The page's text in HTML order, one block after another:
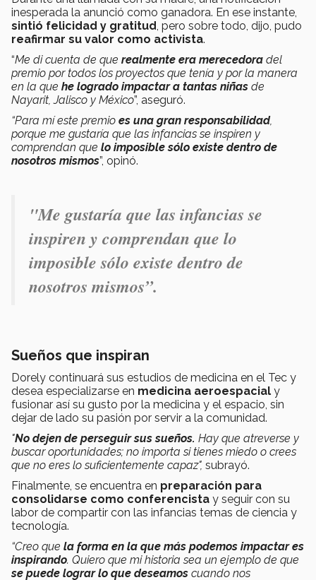
inesperada la anunció como ganadora. En ese instante,
sintió felicidad y gratitud, pero sobre todo, dijo, pudo
reafirmar su valor como activista.
“Me di cuenta de que realmente era merecedora del
premio por todos los proyectos que tenía y por la manera
en la que he logrado impactar a tantas niñas de
Nayarit, Jalisco y México”, aseguró.
“Para mí este premio es una gran responsabilidad,
porque me gustaría que las infancias se inspiren y
comprendan que lo imposible sólo existe dentro de
nosotros mismos”, opinó.
"Me gustaría que las infancias se
inspiren y comprendan que lo
imposible sólo existe dentro de
nosotros mismos”.
Sueños que inspiran
Dorely continuará sus estudios de medicina en el Tec y
desea especializarse en medicina aeroespacial y
fusionar así su gusto por la medicina y el espacio, sin
dejar de lado su pasión por servir a la comunidad.
"No dejen de perseguir sus sueños. Hay que atreverse y
buscar oportunidades; no importa si tienes miedo o crees
que no eres lo suficientemente capaz", subrayó.
Finalmente, se encuentra en preparación para
consolidarse como conferencista y seguir con su
labor de compartir con las infancias temas de ciencia y
tecnología.
“Creo que la forma en la que más podemos impactar es
inspirando. Quiero que mi historia sea un ejemplo de que
se puede lograr lo que deseamos cuando nos